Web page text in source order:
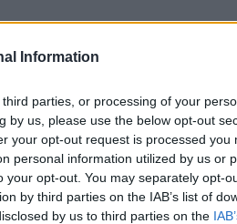
Information
parties, or processing of your
by us, please use the below opt-out
your opt-out request is processed you
personal information utilized by us or
opt-out. You may separately opt-
by third parties on the IAB’s list of
by us to third parties on the
jis nei karto to